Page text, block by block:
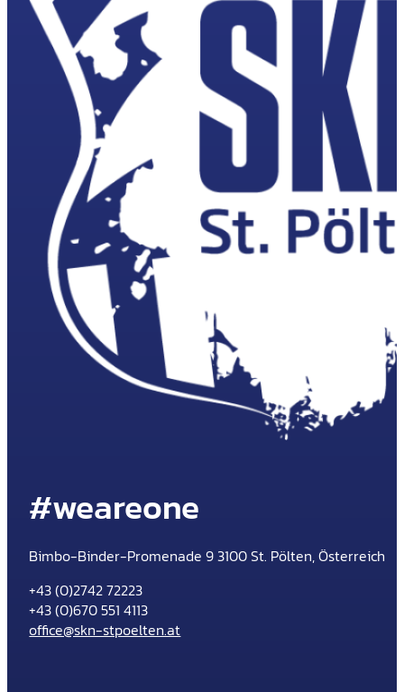
#weareone
Bimbo-Binder-Promenade 9 3100 St. Pölten, Österreich
+43 (0)2742 72223
+43 (0)670 551 4113
office@skn-stpoelten.at